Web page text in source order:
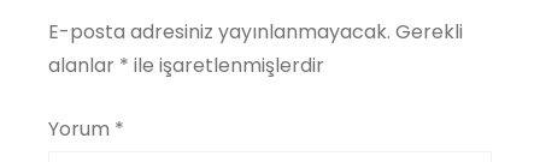
E-posta adresiniz yayınlanmayacak. Gerekli
alanlar * ile işaretlenmişlerdir
Yorum *